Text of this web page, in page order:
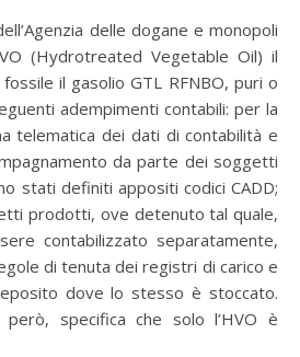
(Hydrotreated Vegetable Oil) il
il gasolio GTL RFNBO, puri o
adempimenti contabili: per la
telematica dei dati di contabilità e
da parte dei soggetti
stati definiti appositi codici CADD;
prodotti, ove detenuto tal quale,
contabilizzato separatamente,
di tenuta dei registri di carico e
dove lo stesso è stoccato.
specifica che solo l’HVO è